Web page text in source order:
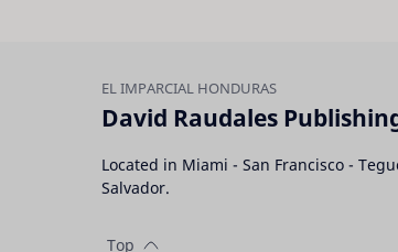
David Raudales
Located in Miami - San Francisco -
Salvador.